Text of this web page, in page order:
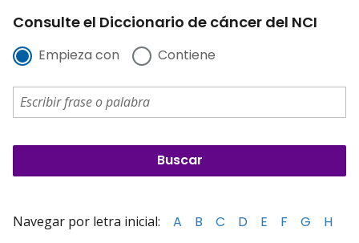
Consulte el Diccionario de cáncer del NCI
Empieza con Contiene
Navegar por letra inicial: A B C D E F G
H